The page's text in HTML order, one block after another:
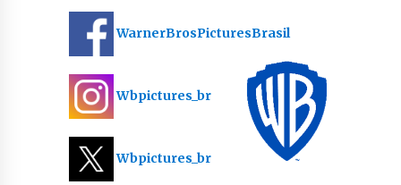
WarnerBrosPicturesBrasil
Wbpictures_br
Wbpictures_br